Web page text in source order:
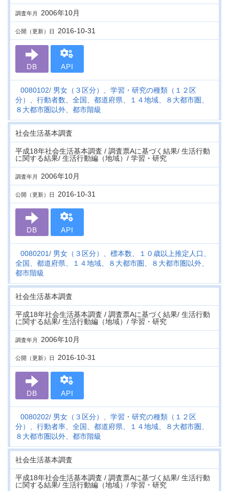
調査年月 2006年10月
公開（更新）日 2016-10-31
DB API
0080102
男女（３区分）、学習・研究の種類（１２区
分）、行動者数、全国、都道府県、１４地域、８大都市圏、
８大都市圏以外、都市階級
社会生活基本調査
平成18年社会生活基本調査 / 調査票Aに基づく結果/ 生活行動
に関する結果/ 生活行動編（地域）/ 学習・研究
調査年月 2006年10月
公開（更新）日 2016-10-31
DB API
0080201 男女（３区分）、標本数、１０歳以上推定人口、
全国、都道府県、１４地域、８大都市圏、８大都市圏以外、
都市階級
社会生活基本調査
平成18年社会生活基本調査 / 調査票Aに基づく結果/ 生活行動
に関する結果/ 生活行動編（地域）/ 学習・研究
調査年月 2006年10月
公開（更新）日 2016-10-31
DB API
0080202
男女（３区分）、学習・研究の種類（１２区
分）、行動者率、全国、都道府県、１４地域、８大都市圏、
８大都市圏以外、都市階級
社会生活基本調査
平成18年社会生活基本調査 / 調査票Aに基づく結果/ 生活行動
に関する結果/ 生活行動編（地域）/ 学習・研究